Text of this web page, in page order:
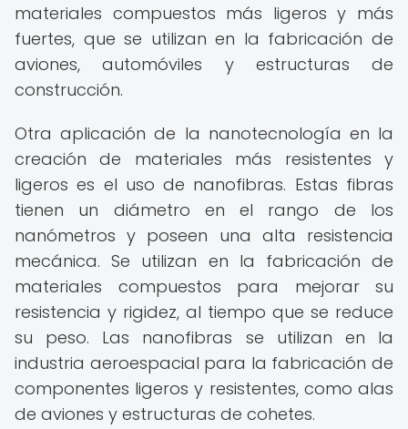
materiales compuestos más ligeros y más
fuertes, que se utilizan en la fabricación de
aviones, automóviles y estructuras de
construcción.
Otra aplicación de la nanotecnología en la
creación de materiales más resistentes y
ligeros es el uso de nanofibras. Estas fibras
tienen un diámetro en el rango de los
nanómetros y poseen una alta resistencia
mecánica. Se utilizan en la fabricación de
materiales compuestos para mejorar su
resistencia y rigidez, al tiempo que se reduce
su peso. Las nanofibras se utilizan en la
industria aeroespacial para la fabricación de
componentes ligeros y resistentes, como alas
de aviones y estructuras de cohetes.